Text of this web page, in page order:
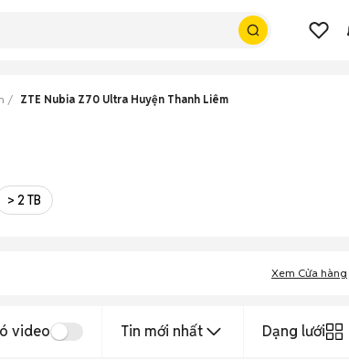
ZTE Nubia Z70 Ultra Huyện Thanh Liêm
> 2 TB
Xem Cửa hàng
video Tin mới nhất Dạng lưới